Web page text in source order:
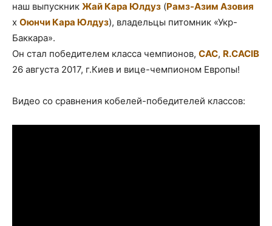
наш выпускник Жай Кара Юлдуз (Рамз-Азим Азовия
х Оюнчи Кара Юлдуз), владельцы питомник «Укр-
Баккара».
Он стал победителем класса чемпионов, CAC, R.CACIB
26 августа 2017, г.Киев и вице-чемпионом Европы!
Видео со сравнения кобелей-победителей классов: